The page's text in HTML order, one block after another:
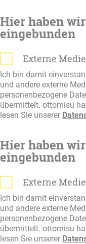
Hier haben
eingebunden
Externe
Ich bin damit
und andere externe
personenbezogene
übermittelt. ottomisu
lesen Sie unserer
Hier haben
eingebunden
Externe
Ich bin damit
und andere externe
personenbezogene
übermittelt. ottomisu
lesen Sie unserer